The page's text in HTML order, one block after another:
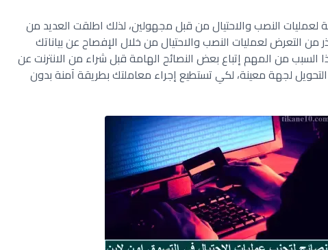
لعمليات النصب والاحتيال من قبل مجهولين، لذلك اطلقت العديد من
من التعرض لعمليات النصب والاحتيال من خلال الإفصاح عن بياناتك
السبب من المهم إتباع بعض النصائح الهامة قبل شراء من الانترنت عن
التحويل لجهة معينة، لكي تستطيع إجراء معاملتك بطريقة آمنة بدون